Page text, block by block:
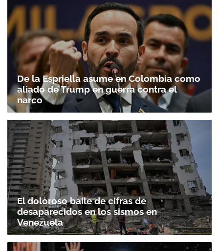
De la Espriella asume en Colombia como
aliado de Trump en guerra contra el
narco
El doloroso baile de cifras de
desaparecidos en los sismos en
Venezuela